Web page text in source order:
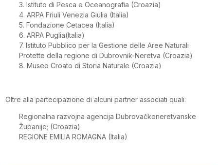
3. Istituto di Pesca e Oceanografia (Croazia)
4. ARPA Friuli Venezia Giulia (Italia)
5. Fondazione Cetacea (Italia)
6. ARPA Puglia(Italia)
7. Istituto Pubblico per la Gestione delle Aree Naturali
Protette della regione di Dubrovnik-Neretva (Croazia)
8. Museo Croato di Storia Naturale (Croazia)
Oltre alla partecipazione di alcuni partner associati quali:
Regionalna razvojna agencija Dubrovačkoneretvanske
Županije; (Croazia)
REGIONE EMILIA ROMAGNA (Italia)